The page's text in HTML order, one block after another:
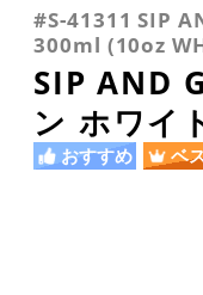
SIP AND
#S-41311 SIP
300ml (10oz
SIP AND
ン ホワイ
おすすめ ベ